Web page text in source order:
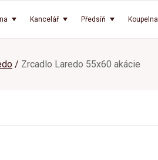
Kancelář Předsíň Koupelna
Zrcadlo Laredo 55x60 akácie